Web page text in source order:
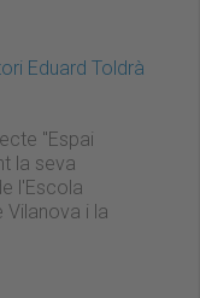
Eduard Toldrà
"Espai
la seva
l'Escola
Vilanova i la